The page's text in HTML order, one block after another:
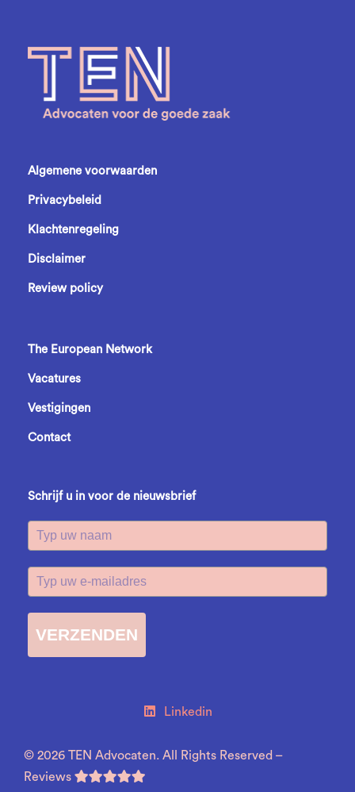
Algemene voorwaarden
Privacybeleid
Klachtenregeling
Disclaimer
Review policy
The European Network
Vacatures
Vestigingen
Contact
Schrijf u in voor de nieuwsbrief
VERZENDEN
© 2026 TEN Advocaten. All Rights Reserved –
Reviews
Linkedin